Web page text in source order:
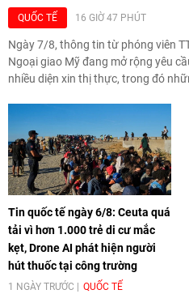
16 GIỜ 47 PHÚT
QUỐC TẾ
Ngày 7/8, thông tin từ phóng viên
Ngoại giao Mỹ đang mở rộng yêu
nhiều diện xin thị thực, trong đó
Tin quốc tế ngày 6/8: Ceuta quá
tải vì hơn 1.000 trẻ di cư mắc
kẹt, Drone AI phát hiện người
hút thuốc tại công trường
1 NGÀY TRƯỚC QUỐC TẾ